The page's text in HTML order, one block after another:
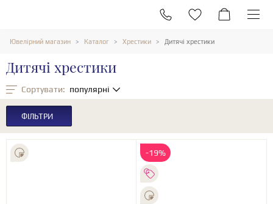
Ювелірний магазин Каталог Хрестики Дитячі хрестики
Дитячі хрестики
Сортувати: популярні
ФІЛЬТРИ
-19%